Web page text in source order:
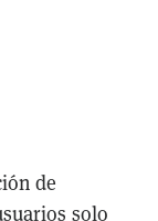
de
solo